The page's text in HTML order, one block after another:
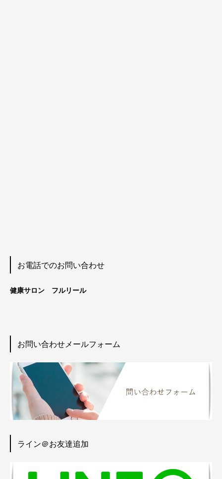
お電話でのお問い合わせ
健康サロン フルリール
お問い合わせメールフォーム
ライン＠お友達追加